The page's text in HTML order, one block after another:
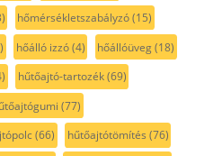
hőmérsékletszabályzó(15)
hőálló izzó(4) hőállóüveg(18)
hűtőajtó-tartozék(69)
(77)
(66) hűtőajtótömítés (76)